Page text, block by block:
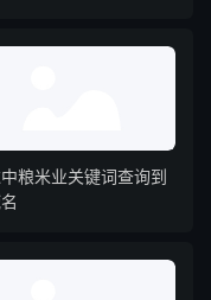
粮米业关键词查询到